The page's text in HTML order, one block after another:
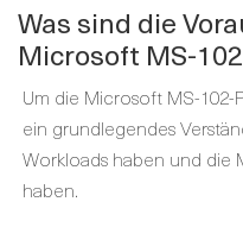
Was sind die
Microsoft MS-
Um die Microsoft MS-
ein grundlegendes
Workloads haben und die
haben.